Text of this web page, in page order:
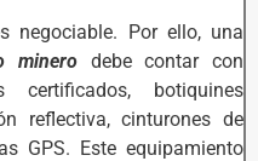
negociable. Por ello, una
minero debe contar con
certificados, botiquines
reflectiva, cinturones de
GPS. Este equipamiento